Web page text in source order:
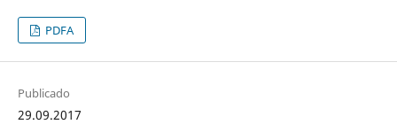
PDFA
Publicado
29.09.2017